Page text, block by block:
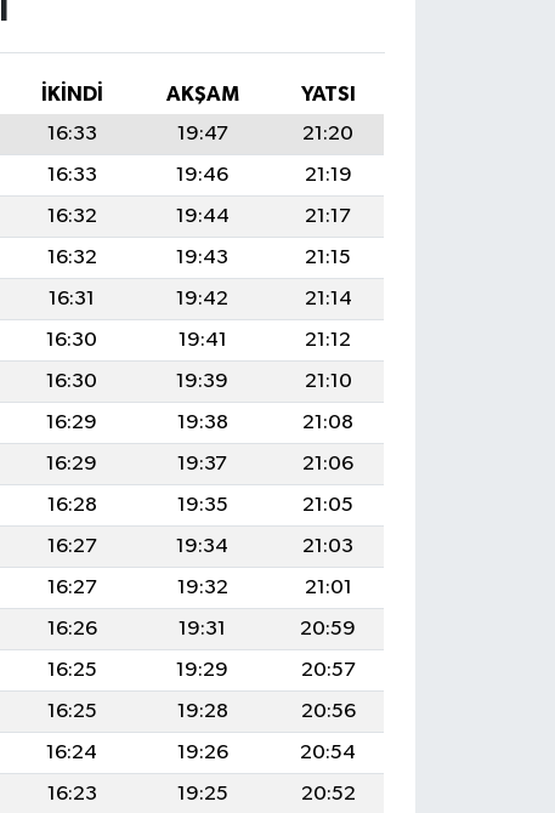
İKINDI AKŞAM
YATSI
16:33 19:47
21:20
16:33 19:46
21:19
16:32 19:44
21:17
16:32 19:43
21:15
16:31 19:42
21:14
16:30 19:41
21:12
16:30 19:39
21:10
16:29 19:38
21:08
16:29 19:37
21:06
16:28 19:35
21:05
16:27 19:34
21:03
16:27 19:32
21:01
16:26 19:31
20:59
16:25 19:29
20:57
16:25 19:28
20:56
16:24 19:26
20:54
16:23 19:25 20:52